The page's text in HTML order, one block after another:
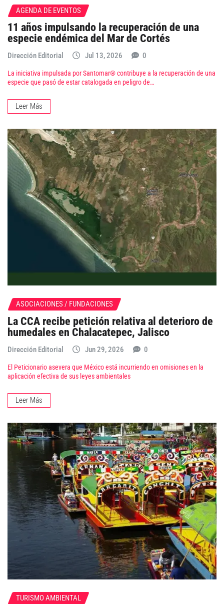
AGENDA DE EVENTOS
11 años impulsando la recuperación de una
especie endémica del Mar de Cortés
Dirección Editorial Jul 13, 2026 0
La iniciativa impulsada por Santomar® contribuye a la recuperación de una
especie que pasó de estar catalogada en peligro de…
Leer Más
ASOCIACIONES / FUNDACIONES
La CCA recibe petición relativa al deterioro de
humedales en Chalacatepec, Jalisco
Dirección Editorial Jun 29, 2026 0
El Peticionario asevera que México está incurriendo en omisiones en la
aplicación efectiva de sus leyes ambientales
Leer Más
TURISMO AMBIENTAL